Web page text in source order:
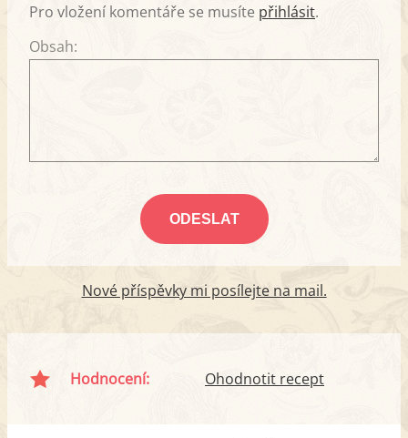
Pro vložení komentáře se musíte přihlásit.
Obsah:
Nové příspěvky mi posílejte na mail.
Hodnocení: Ohodnotit recept